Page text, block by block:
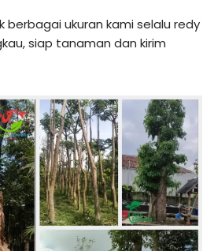
berbagai ukuran kami selalu redy
siap tanaman dan kirim